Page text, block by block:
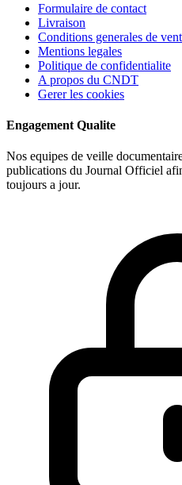
Formulaire de contact
Livraison
Conditions generales de
Mentions legales
Politique de confidentialite
A propos du CNDT
Gerer les cookies
Engagement Qualite
Nos equipes de veille
publications du Journal Officiel
toujours a jour.